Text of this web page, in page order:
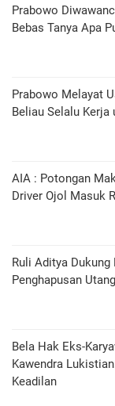
Prabowo
Bebas Tanya Apa
Prabowo Melayat
Beliau Selalu Kerja
AIA : Potongan
Driver Ojol Masuk
Ruli Aditya Dukung
Penghapusan
Bela Hak Eks-
Kawendra
Keadilan